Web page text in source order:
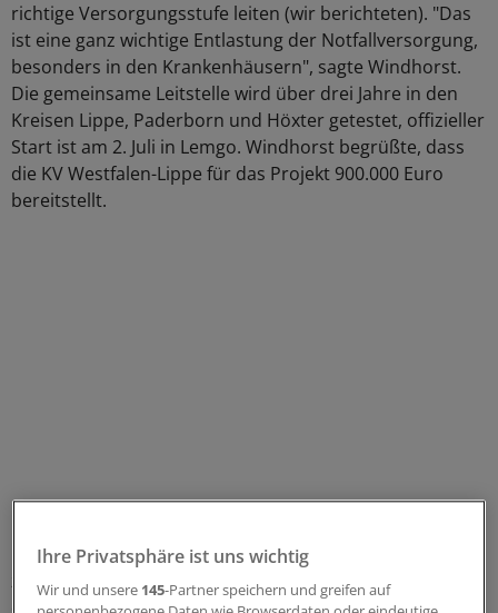
richtige Versorgungsstufe leiten (wir berichteten). "Das
ist eine ganz wichtige Entlastung der Notfallversorgung,
besonders in den Krankenhäusern", sagte Windhorst.
Die gemeinsame Leitstelle wird über drei Jahre in den
Kreisen Lippe, Paderborn und Höxter getestet, offizieller
Start ist am 2. Juli in Lemgo. Windhorst begrüßte, dass
die KV Westfalen-Lippe für das Projekt 900.000 Euro
bereitstellt.
Um die Versorgung der Notfall-Patienten noch
zielgerichteter zu gestalten, werde zurzeit der Einsatz
eines ergänzenden Systems geprüft: Wenn nach der
Ihre Privatsphäre ist uns wichtig
Wir und unsere 145-Partner speichern und greifen auf